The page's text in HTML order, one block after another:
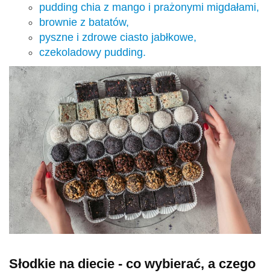
pudding chia z mango i prażonymi migdałami,
brownie z batatów,
pyszne i zdrowe ciasto jabłkowe,
czekoladowy pudding.
Słodkie na diecie - co wybierać, a czego